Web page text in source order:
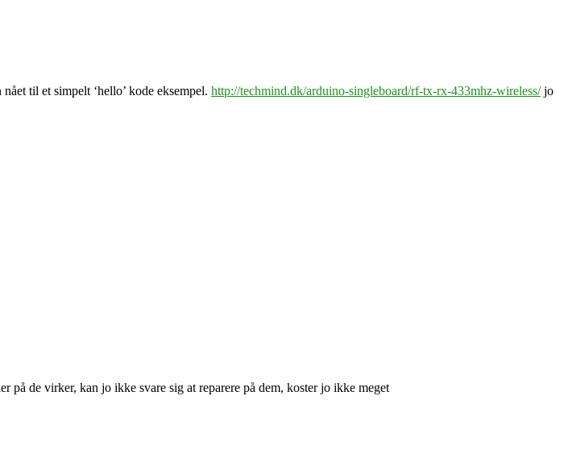
til et simpelt ‘hello’ kode eksempel. http://techmind.dk/arduino-singleboard/rf-tx-rx-433mhz-wireless/jo
på de virker, kan jo ikke svare sig at reparere på dem, koster jo ikke meget